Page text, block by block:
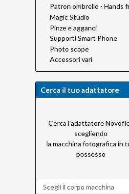
Patron ombrello - Hands
Magic Studio
Pinze e agganci
Supporti Smart Phone
Photo scope
Accessori vari
Cerca il tuo adattatore
Cerca l'adattatore
scegliendo
la macchina fotografica in
possesso